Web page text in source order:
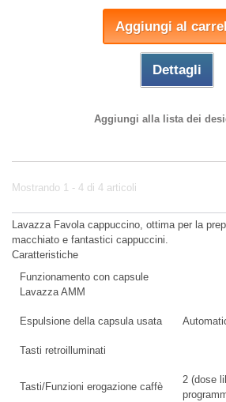
Aggiungi al
Dettagli
Aggiungi alla lista dei
Mostrando 1 - 4 di 4 articoli
Lavazza Favola cappuccino, ottima per la
macchiato e fantastici cappuccini.
Caratteristiche
Funzionamento con capsule
Lavazza AMM
Espulsione della capsula usata
Tasti retroilluminati
Tasti/Funzioni erogazione caffè
2 (dose